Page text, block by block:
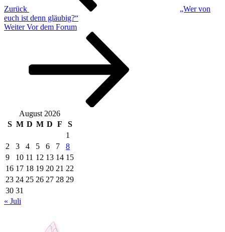
Zurück
„Wer von
euch ist denn gläubig?“
Nächster
Weiter Vor dem Forum
August 2026
S M D M D F
S
1
2
3 4 5 6 7
8
9
10 11 12 13 14 15
16 17 18 19 20 21 22
23 24 25 26 27 28 29
30 31
« Juli